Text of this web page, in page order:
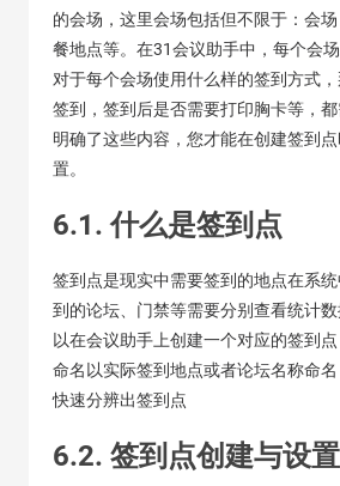
的会场，这里会场包括但不限于：会
餐地点等。在31会议助手中，每个会场
对于每个会场使用什么样的签到方式
签到，签到后是否需要打印胸卡等，
明确了这些内容，您才能在创建签到
置。
6.1. 什么是签到点
签到点是现实中需要签到的地点在系
到的论坛、门禁等需要分别查看统计
以在会议助手上创建一个对应的签到
命名以实际签到地点或者论坛名称命
快速分辨出签到点
6.2. 签到点创建与设置